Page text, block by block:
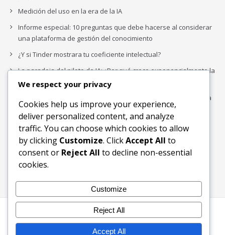
Medición del uso en la era de la IA
Informe especial: 10 preguntas que debe hacerse al considerar
una plataforma de gestión del conocimiento
¿Y si Tinder mostrara tu coeficiente intelectual?
La paradoja del piloto de IA: ¿Por qué crece exponencialmente la
complejidad de la IA empresarial?
Los organigramas de marketing se crearon para los canales. La
IA acaba de dejarlos obsoletos.
Buscar
Buscar
Inicio Blog
Bloques Temáticos
Contactos
We respect your privacy
Cookies help us improve your experience,
deliver personalized content, and analyze
traffic. You can choose which cookies to allow
by clicking Customize. ClickAccept All to
consent or Reject All to decline non-essential
cookies.
Customize
Reject All
Accept All